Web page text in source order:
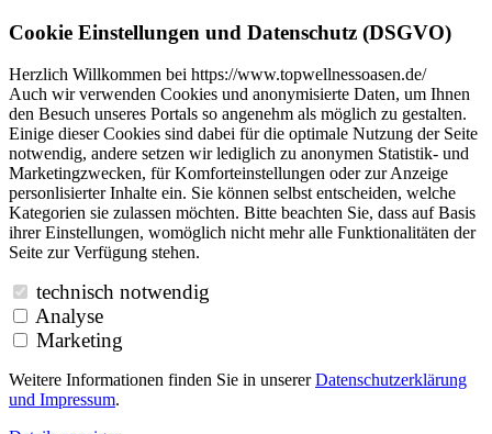
Cookie Einstellungen und Datenschutz (DSGVO)
Herzlich Willkommen bei https://www.topwellnessoasen.de/
Auch wir verwenden Cookies und anonymisierte Daten, um Ihnen
den Besuch unseres Portals so angenehm als möglich zu gestalten.
Einige dieser Cookies sind dabei für die optimale Nutzung der Seite
notwendig, andere setzen wir lediglich zu anonymen Statistik- und
Marketingzwecken, für Komforteinstellungen oder zur Anzeige
personlisierter Inhalte ein. Sie können selbst entscheiden, welche
Kategorien sie zulassen möchten. Bitte beachten Sie, dass auf Basis
ihrer Einstellungen, womöglich nicht mehr alle Funktionalitäten der
Seite zur Verfügung stehen.
technisch notwendig
Analyse
Marketing
Weitere Informationen finden Sie in unsererDatenschutzerklärung
und Impressum.